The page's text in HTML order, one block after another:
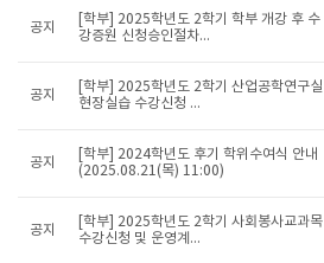
공지
[학부] 2025학년도 2학기 학부 개강 후 수
강증원 신청승인절차...
공지
[학부] 2025학년도 2학기 산업공학연구실
현장실습 수강신청 ...
공지
[학부] 2024학년도 후기 학위수여식 안내
(2025.08.21(목) 11:00)
공지
[학부] 2025학년도 2학기 사회봉사교과목
수강신청 및 운영계...